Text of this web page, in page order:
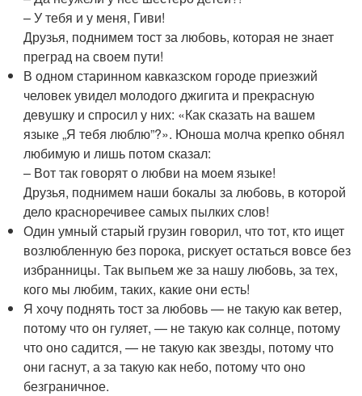
– У тебя и у меня, Гиви!
Друзья, поднимем тост за любовь, которая не знает
преград на своем пути!
В одном старинном кавказском городе приезжий
человек увидел молодого джигита и прекрасную
девушку и спросил у них: «Как сказать на вашем
языке „Я тебя люблю”?». Юноша молча крепко обнял
любимую и лишь потом сказал:
– Вот так говорят о любви на моем языке!
Друзья, поднимем наши бокалы за любовь, в которой
дело красноречивее самых пылких слов!
Один умный старый грузин говорил, что тот, кто ищет
возлюбленную без порока, рискует остаться вовсе без
избранницы. Так выпьем же за нашу любовь, за тех,
кого мы любим, таких, какие они есть!
Я хочу поднять тост за любовь — не такую как ветер,
потому что он гуляет, — не такую как солнце, потому
что оно садится, — не такую как звезды, потому что
они гаснут, а за такую как небо, потому что оно
безграничное.